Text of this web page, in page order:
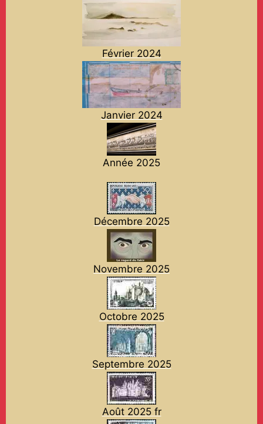
Février 2024
Janvier 2024
Année 2025
Décembre 2025
Novembre 2025
Octobre 2025
Septembre 2025
Août 2025 fr